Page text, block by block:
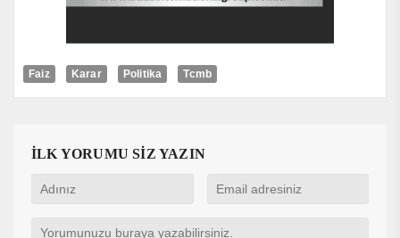
Faiz Karar Politika Tcmb
İLK YORUMU SİZ YAZIN